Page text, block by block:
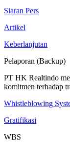
Siaran Pers
Artikel
Keberlanjutan
Pelaporan (Backup)
PT HK Realtindo
komitmen terhadap
Whistleblowing
Gratifikasi
WBS